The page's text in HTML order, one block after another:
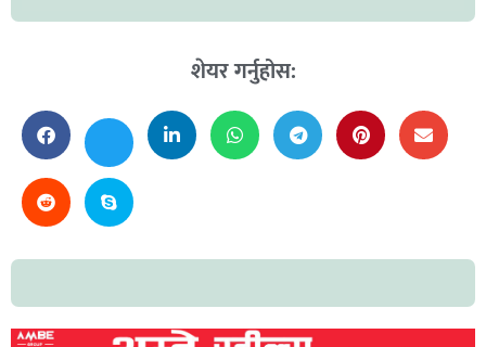
शेयर गर्नुहोस: